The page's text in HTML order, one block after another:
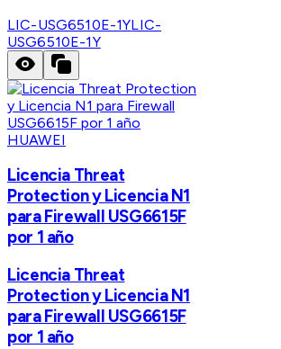
LIC-USG6510E-1YLIC-
USG6510E-1Y
HUAWEI
Licencia Threat
Protection y Licencia N1
para Firewall USG6615F
por 1 año
Licencia Threat
Protection y Licencia N1
para Firewall USG6615F
por 1 año